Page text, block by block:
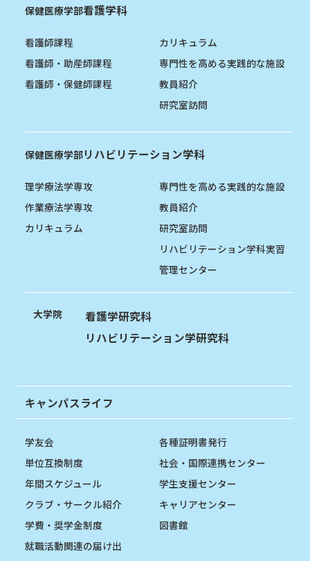
保健医療学部看護学科
看護師課程
看護師・助産師課程
看護師・保健師課程
カリキュラム
専門性を高める実践的な施設
教員紹介
研究室訪問
保健医療学部リハビリテーション学科
理学療法学専攻
作業療法学専攻
カリキュラム
専門性を高める実践的な施設
教員紹介
研究室訪問
リハビリテーション学科実習
管理センター
大学院
看護学研究科
リハビリテーション学研究科
キャンパスライフ
学友会
単位互換制度
年間スケジュール
クラブ・サークル紹介
学費・奨学金制度
就職活動関連の届け出
各種証明書発行
社会・国際連携センター
学生支援センター
キャリアセンター
図書館